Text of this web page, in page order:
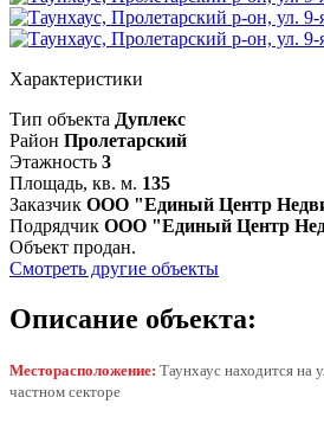
Характеристики
Тип объекта Дуплекс
Район Пролетарский
Этажность 3
Площадь, кв. м. 135
Заказчик ООО "Единый Центр
Подрядчик ООО "Единый Центр
Объект продан.
Смотреть другие объекты
Описание объекта:
Месторасположение: Таунхаус находится на
частном секторе